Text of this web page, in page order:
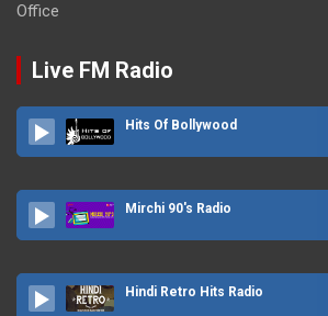
Office
Live FM Radio
Hits Of Bollywood
Mirchi 90's Radio
Hindi Retro Hits Radio